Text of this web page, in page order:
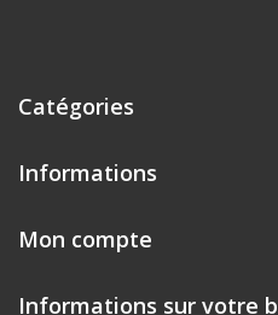
Catégories
Informations
Mon compte
Informations sur votre